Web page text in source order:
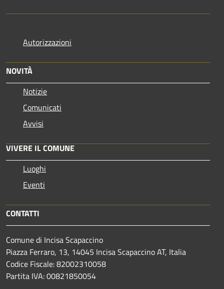
Autorizzazioni
NOVITÀ
Notizie
Comunicati
Avvisi
VIVERE IL COMUNE
Luoghi
Eventi
CONTATTI
Comune di Incisa Scapaccino
Piazza Ferraro, 13, 14045 Incisa Scapaccino AT, Italia
Codice Fiscale: 82002310058
Partita IVA: 00821850054